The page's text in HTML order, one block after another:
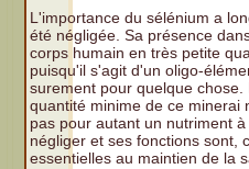
L'importance du sélénium a
été négligée. Sa présence
corps humain en très petite
puisqu'il s'agit d'un oligo-
surement pour quelque chose.
quantité minime de ce minerai
pas pour autant un nutriment à
négliger et ses fonctions sont,
essentielles au maintien de la